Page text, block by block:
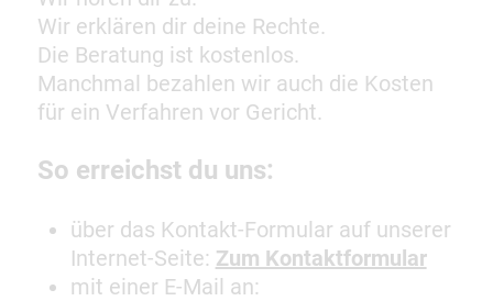
Wir erklären dir deine Rechte.
Die Beratung ist kostenlos.
Manchmal bezahlen wir auch die Kosten
für ein Verfahren vor Gericht.
So erreichst du uns:
über das Kontakt-Formular auf unserer
Internet-Seite: Zum Kontaktformular
mit einer E-Mail an: